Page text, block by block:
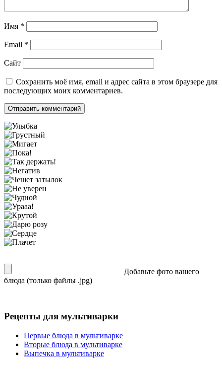
Имя *
Email *
Сайт
Сохранить моё имя, email и адрес сайта в этом браузере для
последующих моих комментариев.
Добавьте фото вашего
блюда (только файлы .jpg)
Рецепты для мультиварки
Первые блюда в мультиварке
Вторые блюда в мультиварке
Выпечка в мультиварке